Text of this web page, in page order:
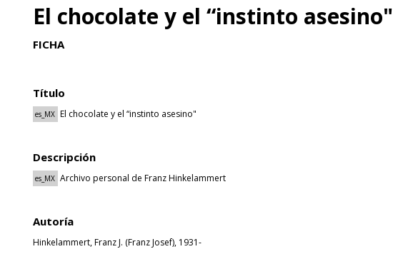
El chocolate y el “instinto asesino"
FICHA
Título
es_MX El chocolate y el “instinto asesino"
Descripción
es_MX Archivo personal de Franz Hinkelammert
Autoría
Hinkelammert, Franz J. (Franz Josef), 1931-